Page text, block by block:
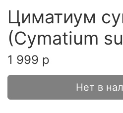
Циматиум
(Cymatium
1 999 р
Нет в